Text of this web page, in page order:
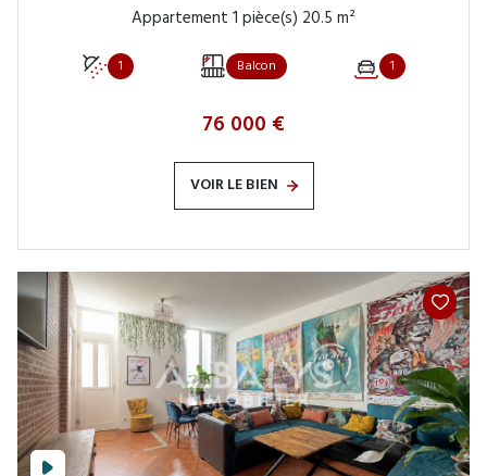
Appartement 1 pièce(s) 20.5 m²
1 Balcon 1
76 000 €
VOIR LE BIEN